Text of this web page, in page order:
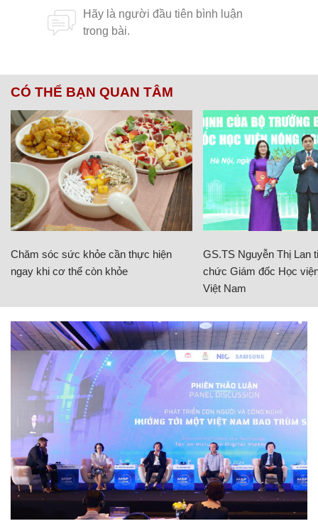
CÓ THỂ BẠN QUAN TÂM
Chăm sóc sức khỏe cần thực hiện
ngay khi cơ thể còn khỏe
GS.TS Nguyễn Thị Lan
chức Giám đốc Học
Việt Nam